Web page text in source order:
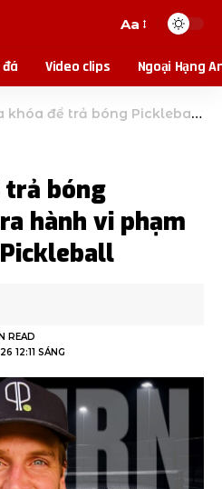
Aa
Video clips Ngoại Hạng
trả bóng Pickleball tạo ra hành vi phạm tội – The Dink Pickleball
trả bóng
hành vi phạm
12:11 SÁNG
READ